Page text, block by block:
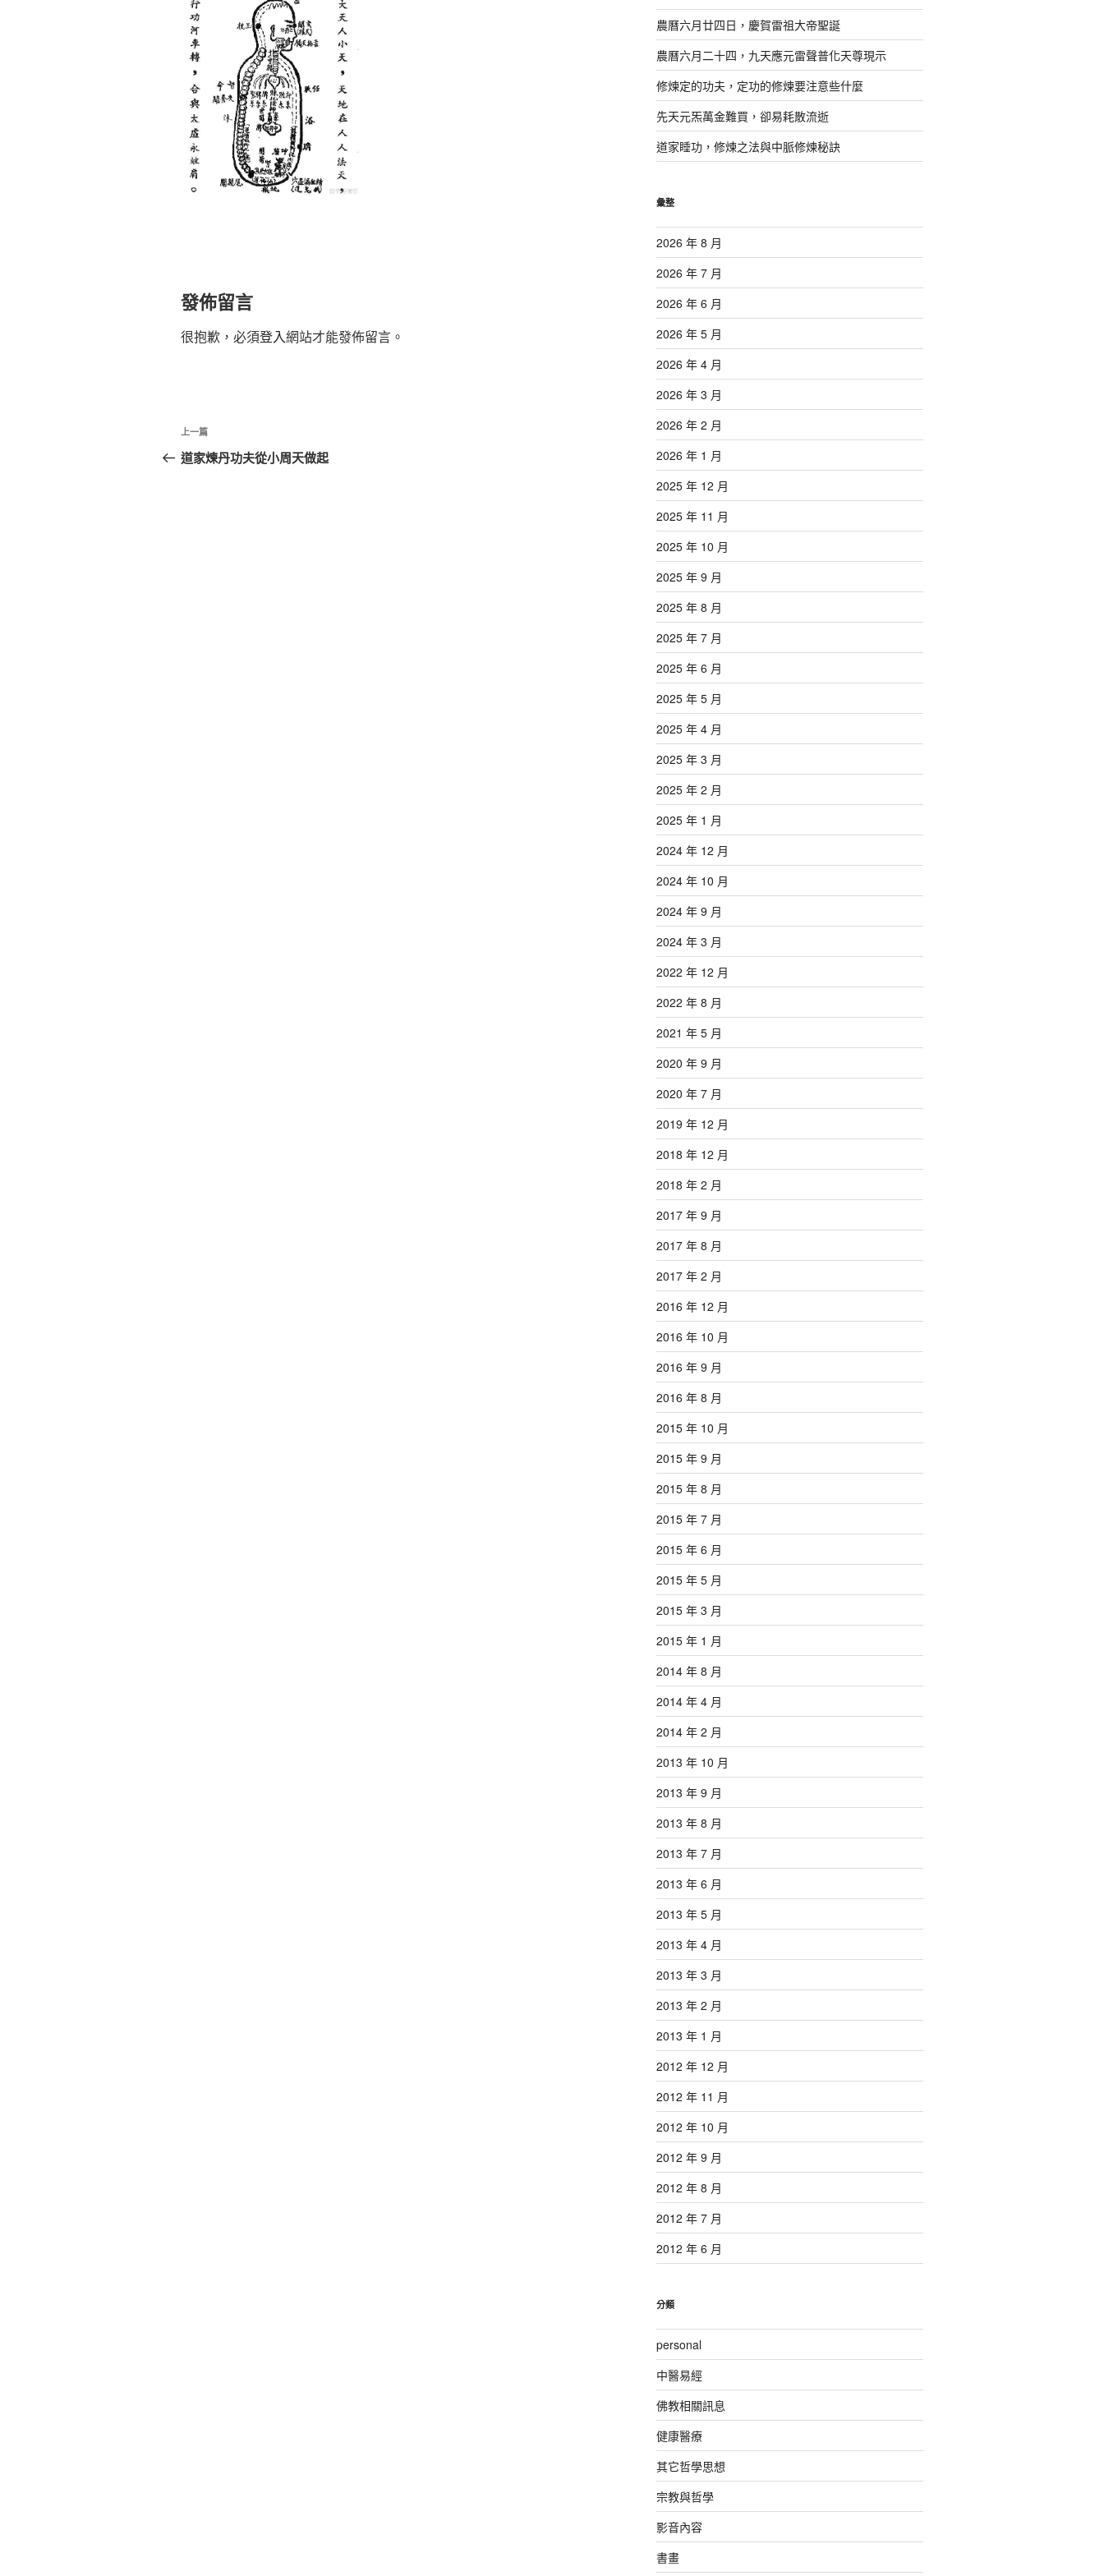
發佈留言
很抱歉，必須登入網站才能發佈留言。
文
章
上
一
上一篇
道家煉丹功夫從小周天做起
農曆六月廿四日，慶賀雷祖大帝聖誕
農曆六月二十四，九天應元雷聲普化天尊現示
修煉定的功夫，定功的修煉要注意些什麼
先天元炁萬金難買，卻易耗散流逝
道家睡功，修煉之法與中脈修煉秘訣
彙整
2026 年 8 月
2026 年 7 月
2026 年 6 月
2026 年 5 月
2026 年 4 月
2026 年 3 月
2026 年 2 月
2026 年 1 月
2025 年 12 月
2025 年 11 月
2025 年 10 月
2025 年 9 月
2025 年 8 月
2025 年 7 月
2025 年 6 月
2025 年 5 月
2025 年 4 月
2025 年 3 月
2025 年 2 月
2025 年 1 月
2024 年 12 月
2024 年 10 月
2024 年 9 月
2024 年 3 月
2022 年 12 月
2022 年 8 月
2021 年 5 月
2020 年 9 月
2020 年 7 月
2019 年 12 月
2018 年 12 月
2018 年 2 月
2017 年 9 月
2017 年 8 月
2017 年 2 月
2016 年 12 月
2016 年 10 月
2016 年 9 月
2016 年 8 月
2015 年 10 月
2015 年 9 月
2015 年 8 月
2015 年 7 月
2015 年 6 月
2015 年 5 月
2015 年 3 月
2015 年 1 月
2014 年 8 月
2014 年 4 月
2014 年 2 月
2013 年 10 月
2013 年 9 月
2013 年 8 月
2013 年 7 月
2013 年 6 月
2013 年 5 月
2013 年 4 月
2013 年 3 月
2013 年 2 月
2013 年 1 月
2012 年 12 月
2012 年 11 月
2012 年 10 月
2012 年 9 月
2012 年 8 月
2012 年 7 月
2012 年 6 月
分類
personal
中醫易經
佛教相關訊息
健康醫療
其它哲學思想
宗教與哲學
影音內容
書畫